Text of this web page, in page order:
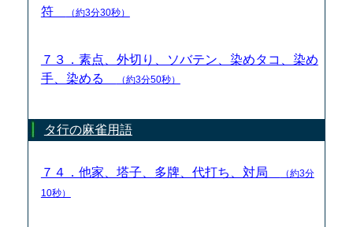
符
（約3分30秒）
７３．素点、外切り、ソバテン、染めタコ、染め
手、染める
（約3分50秒）
タ行の麻雀用語
７４．他家、塔子、多牌、代打ち、対局
（約3分
10秒）